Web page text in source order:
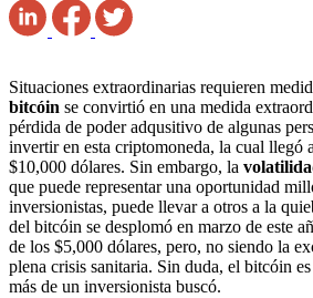
Situaciones extraordinarias requieren
bitcóin se convirtió en una medida
pérdida de poder adqusitivo de algunas
invertir en esta criptomoneda, la cual llegó
$10,000 dólares. Sin embargo, la
que puede representar una oportunidad
inversionistas, puede llevar a otros a la
del bitcóin se desplomó en marzo de este
de los $5,000 dólares, pero, no siendo la
plena crisis sanitaria. Sin duda, el bitcóin
más de un inversionista buscó.